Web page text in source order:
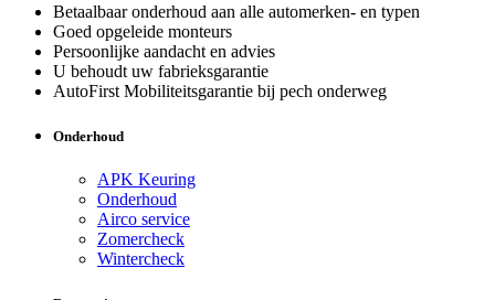
Betaalbaar onderhoud aan alle automerken- en typen
Goed opgeleide monteurs
Persoonlijke aandacht en advies
U behoudt uw fabrieksgarantie
AutoFirst Mobiliteitsgarantie bij pech onderweg
Onderhoud
APK Keuring
Onderhoud
Airco service
Zomercheck
Wintercheck